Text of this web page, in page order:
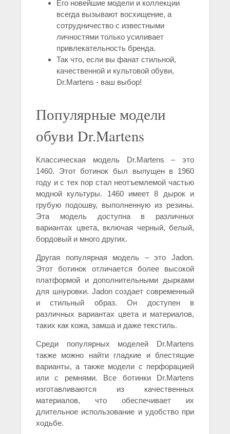
Его новейшие модели и коллекции
всегда вызывают восхищение, а
сотрудничество с известными
личностями только усиливает
привлекательность бренда.
Так что, если вы фанат стильной,
качественной и культовой обуви,
Dr.Martens - ваш выбор!
Популярные модели
обуви Dr.Martens
Классическая модель Dr.Martens – это
1460. Этот ботинок был выпущен в 1960
году и с тех пор стал неотъемлемой частью
модной культуры. 1460 имеет 8 дырок и
грубую подошву, выполненную из резины.
Эта модель доступна в различных
вариантах цвета, включая черный, белый,
бордовый и много других.
Другая популярная модель – это Jadon.
Этот ботинок отличается более высокой
платформой и дополнительными дырками
для шнуровки. Jadon создает современный
и стильный образ. Он доступен в
различных вариантах цвета и материалов,
таких как кожа, замша и даже текстиль.
Среди популярных моделей Dr.Martens
также можно найти гладкие и блестящие
варианты, а также модели с перфорацией
или с ремнями. Все ботинки Dr.Martens
изготавливаются из качественных
материалов, что обеспечивает их
длительное использование и удобство при
ходьбе.